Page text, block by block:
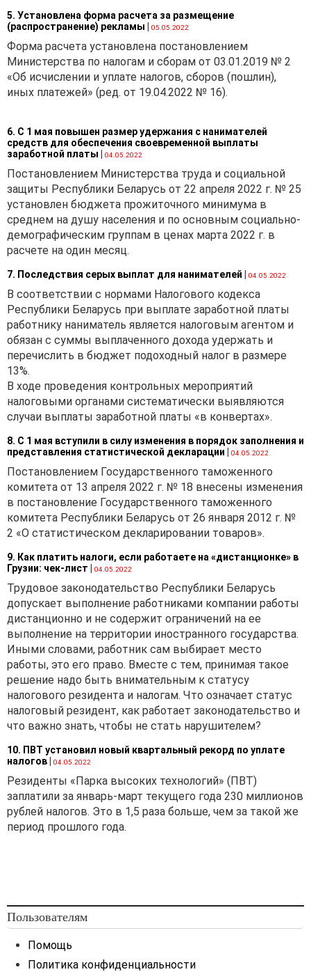
5. Установлена форма расчета за размещение
(распространение) рекламы
05.05.2022
Форма расчета установлена постановлением
Министерства по налогам и сборам от 03.01.2019 № 2
«Об исчислении и уплате налогов, сборов (пошлин),
иных платежей» (ред. от 19.04.2022 № 16).
6. С 1 мая повышен размер удержания с нанимателей
средств для обеспечения своевременной выплаты
заработной платы
04.05.2022
Постановлением Министерства труда и социальной
защиты Республики Беларусь от 22 апреля 2022 г. № 25
установлен бюджета прожиточного минимума в
среднем на душу населения и по основным социально-
демографическим группам в ценах марта 2022 г. в
расчете на один месяц.
7. Последствия серых выплат для нанимателей 04.05.2022
В соответствии с нормами Налогового кодекса
Республики Беларусь при выплате заработной платы
работнику наниматель является налоговым агентом и
обязан с суммы выплаченного дохода удержать и
перечислить в бюджет подоходный налог в размере
13%.
В ходе проведения контрольных мероприятий
налоговыми органами систематически выявляются
случаи выплаты заработной платы «в конвертах».
8. С 1 мая вступили в силу изменения в порядок заполнения и
представления статистической декларации
04.05.2022
Постановлением Государственного таможенного
комитета от 13 апреля 2022 г. № 18 внесены изменения
в постановление Государственного таможенного
комитета Республики Беларусь от 26 января 2012 г. №
2 «О статистическом декларировании товаров».
9. Как платить налоги, если работаете на «дистанционке» в
Грузии: чек-лист
04.05.2022
Трудовое законодательство Республики Беларусь
допускает выполнение работниками компании работы
дистанционно и не содержит ограничений на ее
выполнение на территории иностранного государства.
Иными словами, работник сам выбирает место
работы, это его право. Вместе с тем, принимая такое
решение надо быть внимательным к статусу
налогового резидента и налогам. Что означает статус
налоговый резидент, как работает законодательство и
что важно знать, чтобы не стать нарушителем?
10. ПВТ установил новый квартальный рекорд по уплате
налогов
04.05.2022
Резиденты «Парка высоких технологий» (ПВТ)
заплатили за январь-март текущего года 230 миллионов
рублей налогов. Это в 1,5 раза больше, чем за такой же
период прошлого года.
Пользователям
Помощь
Политика конфиденциальности